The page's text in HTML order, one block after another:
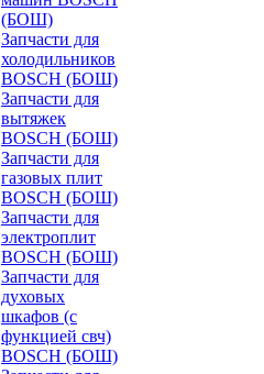
(БОШ)
Запчасти для
холодильников
BOSCH (БОШ)
Запчасти для
вытяжек
BOSCH (БОШ)
Запчасти для
газовых плит
BOSCH (БОШ)
Запчасти для
электроплит
BOSCH (БОШ)
Запчасти для
духовых
шкафов (с
функцией свч)
BOSCH (БОШ)